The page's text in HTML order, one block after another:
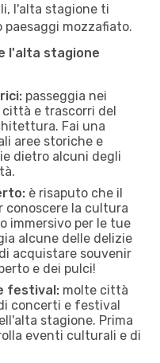
l'alta stagione ti
mozzafiato.
l'alta stagione
passeggia nei
e trascorri del
Fai una
aree storiche e
dietro alcuni degli
è risaputo che il
conoscere la cultura
immersivo per le tue
alcune delle delizie
acquistare souvenir
e dei pulci!
festival: molte città
concerti e festival
stagione. Prima
eventi culturali e di